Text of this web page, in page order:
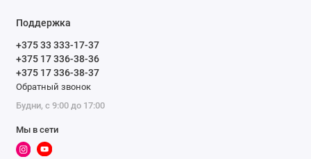
Поддержка
+375 33 333-17-37
+375 17 336-38-36
+375 17 336-38-37
Обратный звонок
Будни, с 9:00 до 17:00
Мы в сети